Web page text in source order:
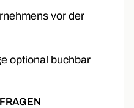
vor der
optional buchbar